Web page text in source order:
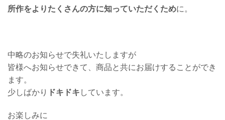
所作をよりたくさんの方に知っていただくために。
中略のお知らせで失礼いたしますが
皆様へお知らせできて、商品と共にお届けすることができ
ます。
少しばかり
ドキドキ しています。
お楽しみに